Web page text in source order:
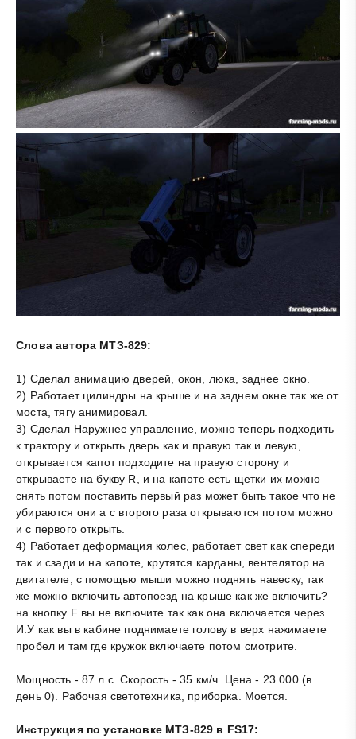
Слова автора МТЗ-829:
1) Сделал анимацию дверей, окон, люка, заднее окно.
2) Работает цилиндры на крыше и на заднем окне так же от
моста, тягу анимировал.
3) Сделал Наружнее управление, можно теперь подходить
к трактору и открыть дверь как и правую так и левую,
открывается капот подходите на правую сторону и
открываете на букву R, и на капоте есть щетки их можно
снять потом поставить первый раз может быть такое что не
убираются они а с второго раза открываются потом можно
и с первого открыть.
4) Работает деформация колес, работает свет как спереди
так и сзади и на капоте, крутятся карданы, вентелятор на
двигателе, с помощью мыши можно поднять навеску, так
же можно включить автопоезд на крыше как же включить?
на кнопку F вы не включите так как она включается через
И.У как вы в кабине поднимаете голову в верх нажимаете
пробел и там где кружок включаете потом смотрите.
Мощность - 87 л.с. Скорость - 35 км/ч. Цена - 23 000 (в
день 0). Рабочая светотехника, приборка. Моется.
Инструкция по установке МТЗ-829 в FS17: